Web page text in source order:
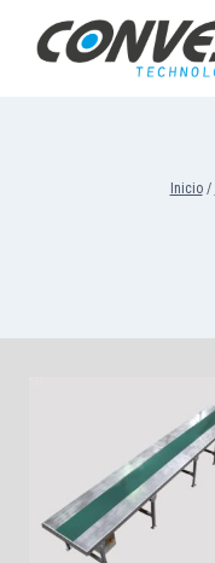
contenido
Inicio /